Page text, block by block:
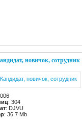
новичок, сотрудник
: 304
: DJVU
: 36.7 Mb